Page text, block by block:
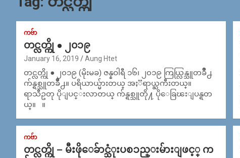
ကဗ်ာ
တင္လတ္ကို ● ၂၀၁၉
January 16, 2019 Aung Htet
တင္လတ္ကို ● ၂၀၁၉ (မိုးမခ) ဇန္နဝါရီ ၁၆၊ ၂၀၁၉ ကြယ္လြန္သူတခ်ဳိ႕
က်န္ရစ္သူတခ်ဳိ႕။ ပရိယာယ္မ်ားတယ္ အႏၱရာယ္ႀကီးတယ္။
ရာသီဥတု ပိုျပင္းလာတယ္ က်န္ရစ္သူတို႔ ပိုေခြၽးျပန္ရတ
ယ္။ ။
ကဗ်ာ
တင္လတ္ကို – မီးဖိုေခ်ာင္သံုးပစၥည္းမ်ားျဖင့္ က